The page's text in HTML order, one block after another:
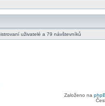
uživatelé a 79 návštevníků
Založeno na